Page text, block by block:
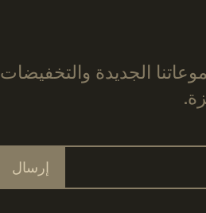
الجديدة والتخفيضات
إرسال